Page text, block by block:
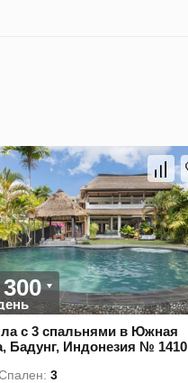
с 3 спальнями в Южная
Бадунг, Индонезия № 1410
3